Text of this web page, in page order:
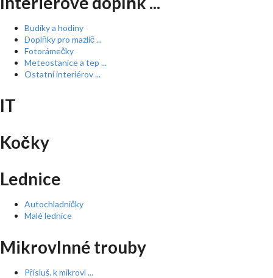
Budíky a hodiny
Doplňky pro mazlíč ...
Fotorámečky
Meteostanice a tep ...
Ostatní interiérov ...
IT
Kočky
Lednice
Autochladničky
Malé lednice
Mikrovlnné trouby
Přísluš. k mikrovl ...